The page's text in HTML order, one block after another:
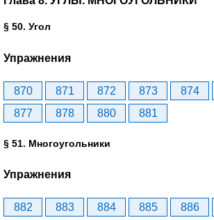
§ 50. Угол
Упражнения
870 871 872 873 874
877
878 880 881
§ 51. Многоугольники
Упражнения
882 883 884 885 886